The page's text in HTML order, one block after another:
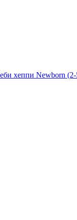
хеппи Newborn